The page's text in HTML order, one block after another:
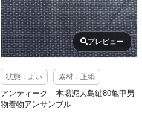
プレビュー
状態：よい 素材：正絹
アンティーク 本場泥大島紬80亀甲男
物着物アンサンブル